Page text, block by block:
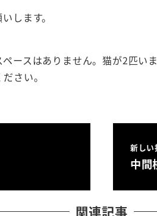
します。
ースはありません。猫が2匹いま
さい。
新しい
中
関連記事